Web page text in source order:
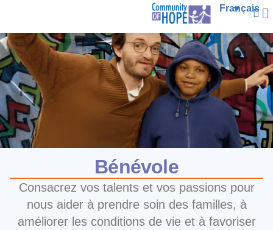
Français
Bénévole
Consacrez vos talents et vos passions pour
nous aider à prendre soin des familles, à
améliorer les conditions de vie et à favoriser